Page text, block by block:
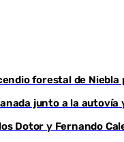
forestal de
junto a la autovía
Dotor y Fernando